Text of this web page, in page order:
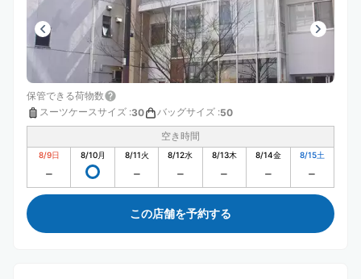
保管できる荷物数
スーツケースサイズ :30 バッグサイズ :50
空き時間
8/9日 8/10月 8/11火 8/12水 8/13木 8/14金 8/15土
この店舗を予約する